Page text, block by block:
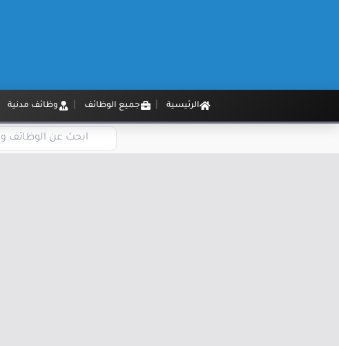
الرئيسية جميع الوظائف وظائف مدنية